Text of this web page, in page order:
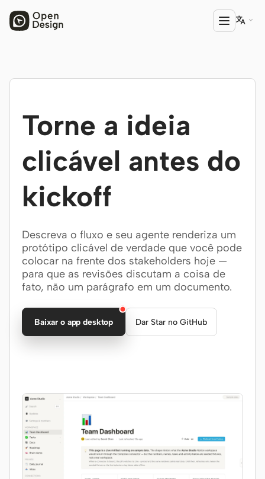
PRODUTO
HTML Anything
Codex Slides
Open Design Plugin
Codex
Cursor Agent
Claude Code
Gemini CLI
Grok Build
Kimi CLI
DeepSeek TUI

Torne a ideia
clicável antes do
kickoff
Descreva o fluxo e seu agente renderiza um
protótipo clicável de verdade que você pode
colocar na frente dos stakeholders hoje —
para que as revisões discutam a coisa de
fato, não um parágrafo em um documento.
Baixar o app desktop Dar Star no GitHub